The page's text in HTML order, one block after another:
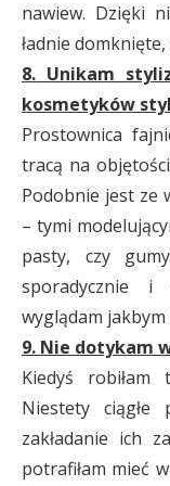
nawiew. Dzięki
ładnie
8. Unikam
kosmetyków
Prostownica
tracą na
Podobnie jest ze
– tymi
pasty, czy
sporadycznie i
wyglądam jakbym
9. Nie dotykam
Kiedyś robiłam
Niestety ciągłe
zakładanie ich
potrafiłam mieć